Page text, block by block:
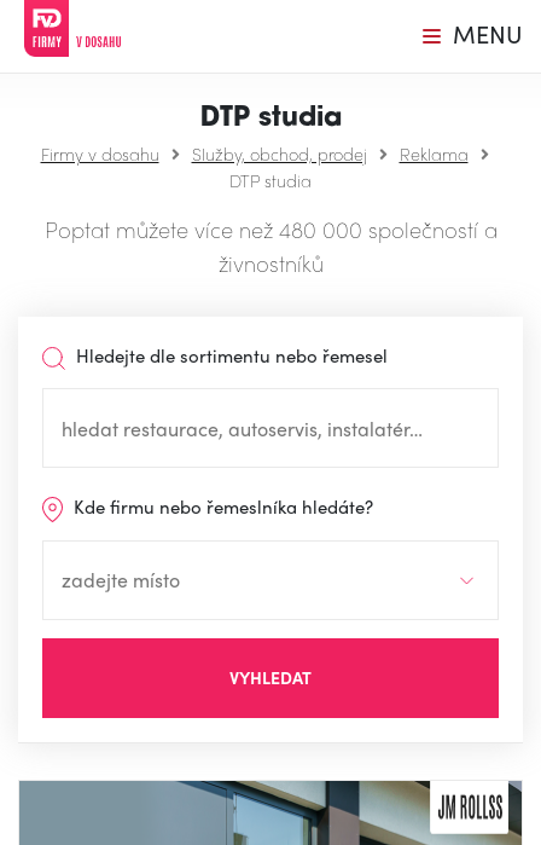
MENU
DTP studia
Firmy v dosahu Služby, obchod, prodej
Reklama
DTP studia
Poptat můžete více než 480 000 společností a
živnostníků
Hledejte dle sortimentu nebo řemesel
Kde firmu nebo řemeslníka hledáte?
VYHLEDAT